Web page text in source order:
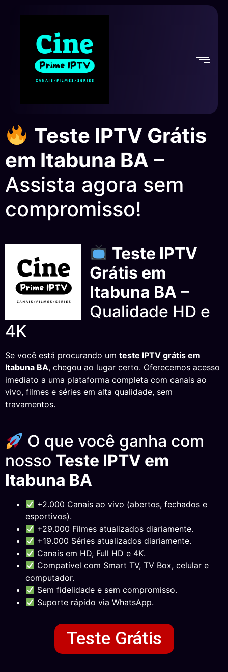
Teste IPTV Grátis
em Itabuna BA –
Assista agora sem
compromisso!
Teste IPTV
Grátis em
Itabuna BA –
Qualidade HD e
4K
Se você está procurando um teste IPTV grátis em
Itabuna BA, chegou ao lugar certo. Oferecemos acesso
imediato a uma plataforma completa com canais ao
vivo, filmes e séries em alta qualidade, sem
travamentos.
O que você ganha com
nosso Teste IPTV em
Itabuna BA
+2.000 Canais ao vivo (abertos, fechados e
esportivos).
+29.000 Filmes atualizados diariamente.
+19.000 Séries atualizados diariamente.
Canais em HD, Full HD e 4K.
Compatível com Smart TV, TV Box, celular e
computador.
Sem fidelidade e sem compromisso.
Suporte rápido via WhatsApp.
Teste Grátis